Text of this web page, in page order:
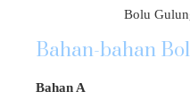
Bolu
Bahan-bahan
Bahan A